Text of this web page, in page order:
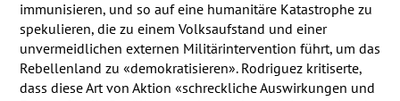
immunisieren, und so auf eine humanitäre Katastrophe zu
spekulieren, die zu einem Volksaufstand und einer
unvermeidlichen externen Militärintervention führt, um das
Rebellenland zu «demokratisieren». Rodriguez kritiserte,
dass diese Art von Aktion «schreckliche Auswirkungen und